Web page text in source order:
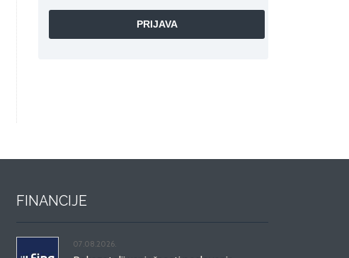
FINANCIJE
07.08.2026.